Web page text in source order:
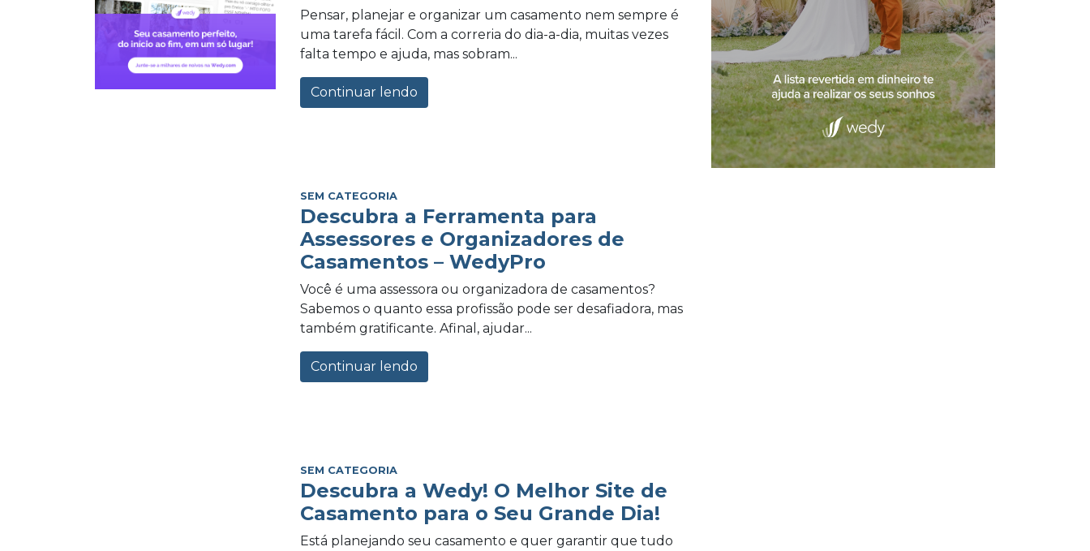
Pensar, planejar e organizar um casamento nem sempre é
uma tarefa fácil. Com a correria do dia-a-dia, muitas vezes
falta tempo e ajuda, mas sobram...
Continuar lendo
SEM CATEGORIA
Descubra a Ferramenta para
Assessores e Organizadores de
Casamentos – WedyPro
Você é uma assessora ou organizadora de casamentos?
Sabemos o quanto essa profissão pode ser desafiadora, mas
também gratificante. Afinal, ajudar...
Continuar lendo
SEM CATEGORIA
Descubra a Wedy! O Melhor Site de
Casamento para o Seu Grande Dia!
Está planejando seu casamento e quer garantir que tudo